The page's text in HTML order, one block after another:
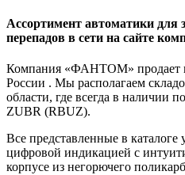
Ассортимент автоматики для
перепадов в сети на сайте
Компания «ФАНТОМ» продает
России . Мы располагаем
области, где всегда в наличии
ZUBR (RBUZ).
Все представленные в каталоге
цифровой индикацией с
корпусе из негорючего